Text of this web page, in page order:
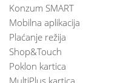
Konzum SMART
Mobilna aplikacija
Plaćanje režija
Shop&Touch
Poklon kartica
MultiPlus kartica